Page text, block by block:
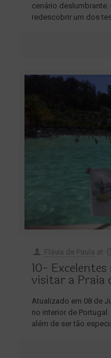
cenário
redescobrir um dos
Flávia de Paula at
10-
visitar a Praia
Atualizado em 08 de
no interior de
além de ser tão